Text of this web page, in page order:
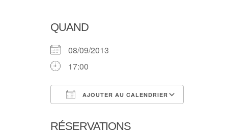
QUAND
08/09/2013
17:00
AJOUTER AU CALENDRIER
RÉSERVATIONS